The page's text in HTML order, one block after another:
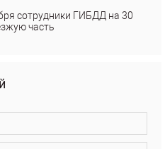
сотрудники ГИБДД на 30
часть